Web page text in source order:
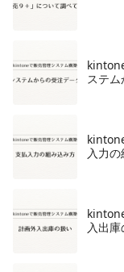
ステ
入力
入出